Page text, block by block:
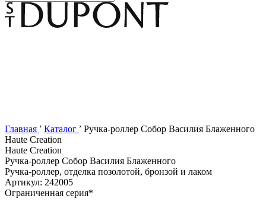
Главная › Каталог › Ручка-роллер Собор Василия Блаженного
Haute Creation
Haute Creation
Ручка-роллер Собор Василия Блаженного
Ручка-роллер, отделка позолотой, бронзой и лаком
Артикул: 242005
Ограниченная серия*